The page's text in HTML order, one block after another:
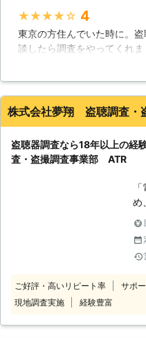
ご
い
バ
弊
お
ス
★★★★★ 4
東京の方住んでいた時に。
談したら調査をやってくれ
機で部屋の隅々まで調べて
が言うにはコンセントの中は
所らしいです。
東京都 中央区 2016年11月30
株式会社夢翔 盗聴調査
盗聴器調査なら18年以上の
査・盗撮調査事業部 ATR
め
盗
な
へ
ご好評・高いリピート率 サポ
現地調査実施
経験豊富